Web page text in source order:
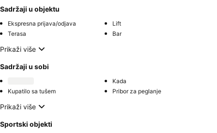
Sadržaji u objektu
Ekspresna prijava/odjava
Lift
Terasa
Bar
Prikaži više
Sadržaji u sobi
Kada
Kupatilo sa tušem
Pribor za peglanje
Prikaži više
Sportski objekti